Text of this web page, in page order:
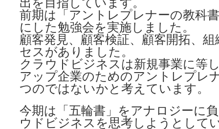
出を目指しています。
前期は「アントレプレナーの教科
にした勉強会を実施しました。
顧客発見、顧客検証、顧客開拓、
セスがありました。
クラウドビジネスは新規事業に等
アップ企業のためのアントレプレ
つのではないかと考えています。
今期は「五輪書」をアナロジーに
ウドビジネスを思考しようとして